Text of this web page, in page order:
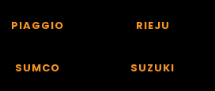
PIAGGIO RIEJU
SUMCO SUZUKI